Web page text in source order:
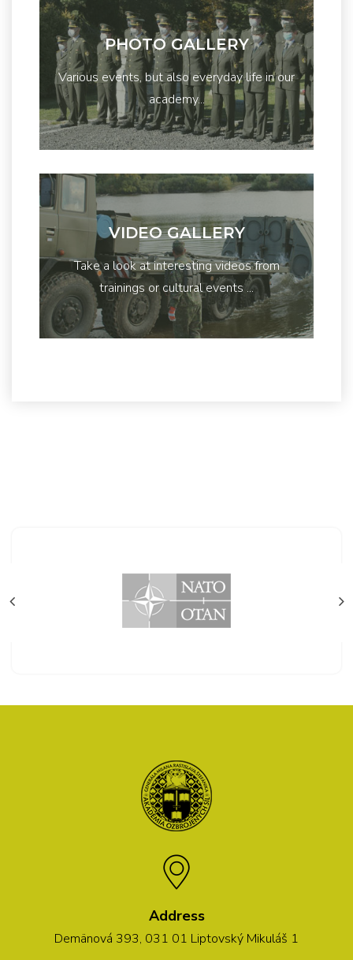
PHOTO GALLERY
Various events, but also everyday life in our
academy...
VIDEO GALLERY
Take a look at interesting videos from
trainings or cultural events ...
Address
Demänová 393, 031 01 Liptovský Mikuláš 1